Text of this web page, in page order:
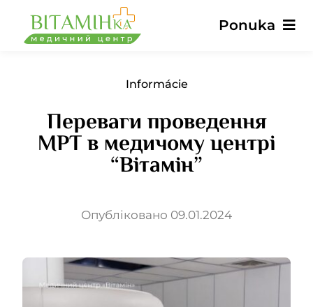
obsah
Ponuka
Hlavné
Služby
Lekári
Ceny
Recenzie
Správy
Informácie
Переваги проведення
МРТ в медичому центрі
“Вітамін”
Опубліковано 09.01.2024